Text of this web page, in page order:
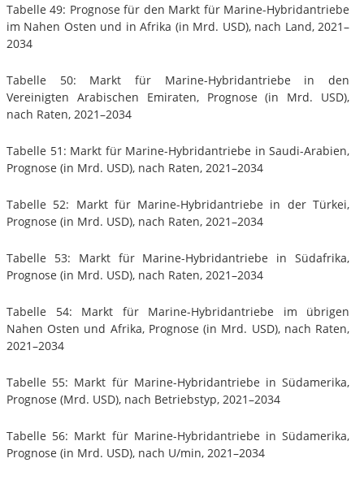
Tabelle 49: Prognose für den Markt für Marine-Hybridantriebe
im Nahen Osten und in Afrika (in Mrd. USD), nach Land, 2021–
2034
Tabelle 50: Markt für Marine-Hybridantriebe in den
Vereinigten Arabischen Emiraten, Prognose (in Mrd. USD),
nach Raten, 2021–2034
Tabelle 51: Markt für Marine-Hybridantriebe in Saudi-Arabien,
Prognose (in Mrd. USD), nach Raten, 2021–2034
Tabelle 52: Markt für Marine-Hybridantriebe in der Türkei,
Prognose (in Mrd. USD), nach Raten, 2021–2034
Tabelle 53: Markt für Marine-Hybridantriebe in Südafrika,
Prognose (in Mrd. USD), nach Raten, 2021–2034
Tabelle 54: Markt für Marine-Hybridantriebe im übrigen
Nahen Osten und Afrika, Prognose (in Mrd. USD), nach Raten,
2021–2034
Tabelle 55: Markt für Marine-Hybridantriebe in Südamerika,
Prognose (Mrd. USD), nach Betriebstyp, 2021–2034
Tabelle 56: Markt für Marine-Hybridantriebe in Südamerika,
Prognose (in Mrd. USD), nach U/min, 2021–2034